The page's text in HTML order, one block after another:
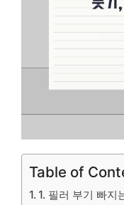
Table of
1. 필러 부기 빠지